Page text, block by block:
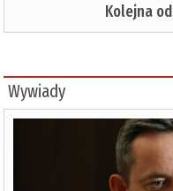
Kolejna
Wywiady